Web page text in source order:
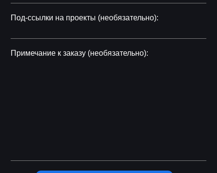
Под-ссылки на проекты (необязательно):
Примечание к заказу (необязательно):